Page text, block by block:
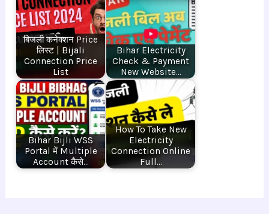
बिजली कनेक्शन Price
लिस्ट | Bijali
Connection Price
List
Bihar Electricity
Check & Payment
New Website…
Bihar Bijli WSS
Portal में Multiple
Account कैसे…
How To Take New
Electricity
Connection Online
Full…